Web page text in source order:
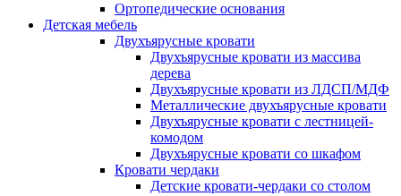
Ортопедические основания
Детская мебель
Двухъярусные кровати
Двухъярусные кровати из массива
дерева
Двухъярусные кровати из ЛДСП/МДФ
Металлические двухъярусные кровати
Двухъярусные кровати с лестницей-
комодом
Двухъярусные кровати со шкафом
Кровати чердаки
Детские кровати-чердаки со столом